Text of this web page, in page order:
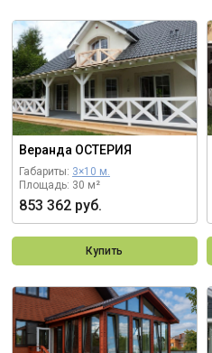
Веранда ОСТЕРИЯ
Габариты: 3×10 м.
Площадь: 30 м²
853 362 руб.
Купить